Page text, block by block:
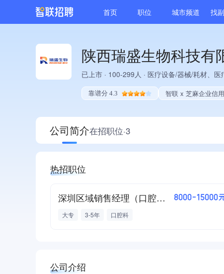
首页 职位 城市频道 找
陕西瑞盛生物科技有
已上市 · 100-299人 · 医疗设备/器械/耗材、
靠谱分 4.3 智联 x 芝麻企业信
公司简介在招职位·3
热招职位
深圳区域销售经理（口腔高值耗材） 8000-15000
大专 3-5年 口腔科
公司介绍